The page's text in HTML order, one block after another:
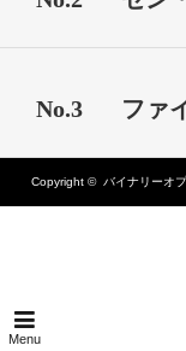
Menu
No.3 ファ
Copyright © バイナリーオ